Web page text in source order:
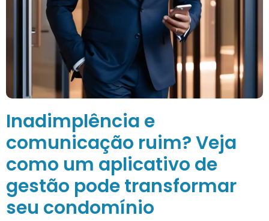
Inadimplência e
comunicação ruim? Veja
como um aplicativo de
gestão pode transformar
seu condomínio